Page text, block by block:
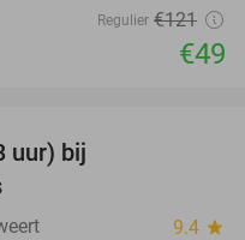
Regulier €121
€49
uur) bij
9.4 star